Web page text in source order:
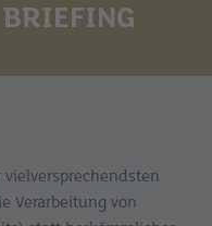
Verarbeitung von